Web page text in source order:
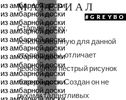
МАТЕРИАЛ
Старую доску,
использованную для данной
столешницы, отличает
необычный пестрый рисунок
поверхности. Создан он не
руками талантливых